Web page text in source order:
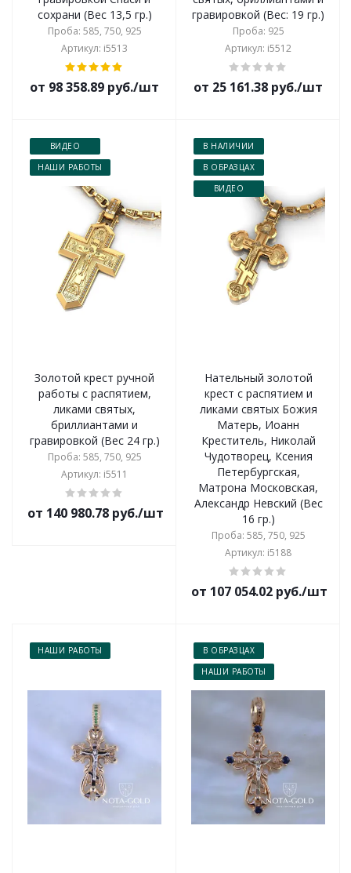
сохрани (Вес 13,5 гр.)
Проба: 585, 750, 925
Артикул: i5513
от 98 358.89 руб./шт
гравировкой (Вес: 19 гр.)
Проба: 925
Артикул: i5512
от 25 161.38 руб./шт
ВИДЕО
НАШИ РАБОТЫ
Золотой крест ручной
работы с распятием,
ликами святых,
бриллиантами и
гравировкой (Вес 24 гр.)
Проба: 585, 750, 925
Артикул: i5511
от 140 980.78 руб./шт
В НАЛИЧИИ
В ОБРАЗЦАХ
ВИДЕО
Нательный золотой
крест с распятием и
ликами святых Божия
Матерь, Иоанн
Креститель, Николай
Чудотворец, Ксения
Петербургская,
Матрона Московская,
Александр Невский (Вес
16 гр.)
Проба: 585, 750, 925
Артикул: i5188
от 107 054.02 руб./шт
НАШИ РАБОТЫ
В ОБРАЗЦАХ
НАШИ РАБОТЫ